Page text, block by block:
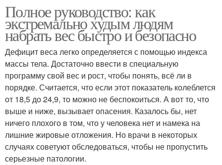
Полное руководство: как
экстремально худым людям
набрать вес быстро и безопасно
Дефицит веса легко определяется с помощью индекса
массы тела. Достаточно ввести в специальную
программу свой вес и рост, чтобы понять, всё ли в
порядке. Считается, что если этот показатель колеблется
от 18,5 до 24,9, то можно не беспокоиться. А вот то, что
выше и ниже, вызывает опасения. Казалось бы, нет
ничего плохого в том, что у человека нет и намека на
лишние жировые отложения. Но врачи в некоторых
случаях советуют обследоваться, чтобы не пропустить
серьезные патологии.